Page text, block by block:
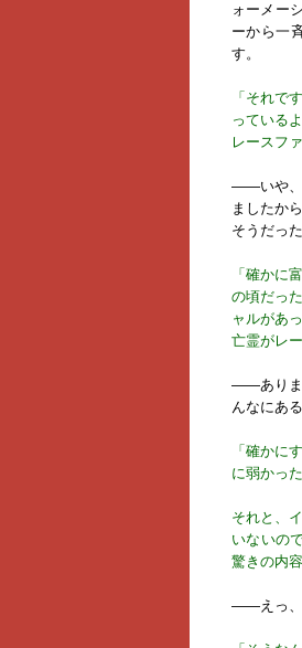
ォーメー
ーから一
す。
「それで
っている
レースフ
――いや、
ましたか
そうだっ
「確かに
の頃だっ
ャルがあ
亡霊がレ
――ありま
んなにあ
「確かに
に弱かっ
それと、
いないの
驚きの内容
――えっ、